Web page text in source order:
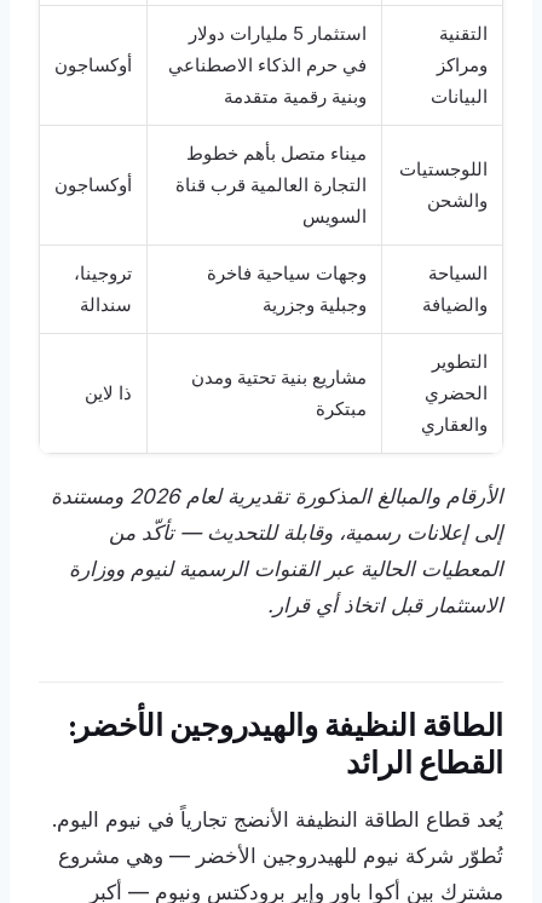
التقنية
ومراكز
البيانات
استثمار 5 مليارات دولار
في حرم الذكاء الاصطناعي
وبنية رقمية متقدمة
أوكساجون
اللوجستيات
والشحن
ميناء متصل بأهم خطوط
التجارة العالمية قرب قناة
السويس
أوكساجون
السياحة
والضيافة
وجهات سياحية فاخرة
وجبلية وجزرية
تروجينا،
سندالة
التطوير
الحضري
والعقاري
مشاريع بنية تحتية ومدن
مبتكرة
ذا لاين
الأرقام والمبالغ المذكورة تقديرية لعام 2026 ومستندة
إلى إعلانات رسمية، وقابلة للتحديث — تأكّد من
المعطيات الحالية عبر القنوات الرسمية لنيوم ووزارة
الاستثمار قبل اتخاذ أي قرار.
الطاقة النظيفة والهيدروجين الأخضر:
القطاع الرائد
يُعد قطاع الطاقة النظيفة الأنضج تجارياً في نيوم اليوم.
تُطوّر شركة نيوم للهيدروجين الأخضر — وهي مشروع
مشترك بين أكوا باور وإير برودكتس ونيوم — أكبر